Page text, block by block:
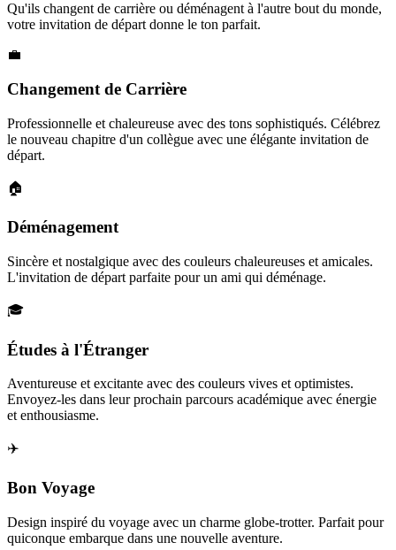
Qu'ils changent de carrière ou déménagent à l'autre bout du monde,
votre invitation de départ donne le ton parfait.
💼
Changement de Carrière
Professionnelle et chaleureuse avec des tons sophistiqués. Célébrez
le nouveau chapitre d'un collègue avec une élégante invitation de
départ.
🏠
Déménagement
Sincère et nostalgique avec des couleurs chaleureuses et amicales.
L'invitation de départ parfaite pour un ami qui déménage.
🎓
Études à l'Étranger
Aventureuse et excitante avec des couleurs vives et optimistes.
Envoyez-les dans leur prochain parcours académique avec énergie
et enthousiasme.
✈️
Bon Voyage
Design inspiré du voyage avec un charme globe-trotter. Parfait pour
quiconque embarque dans une nouvelle aventure.